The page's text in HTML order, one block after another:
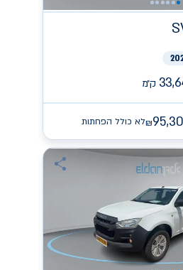
ק״מ
₪לא כולל הפחתות